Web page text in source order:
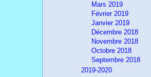
Mars 2019
Février 2019
Janvier 2019
Décembre 2018
Novembre 2018
Octobre 2018
Septembre 2018
2019-2020